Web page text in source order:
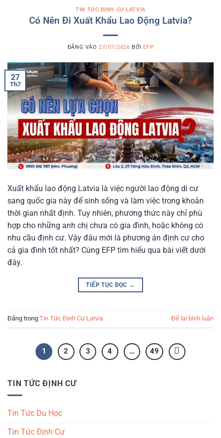
TIN TỨC ĐỊNH CƯ LATVIA
Có Nên Đi Xuất Khẩu Lao Động Latvia?
ĐĂNG VÀO 27/07/2026 BỞI EFP
27
Th7
Xuất khẩu lao động Latvia là việc người lao động di cư
sang quốc gia này để sinh sống và làm việc trong khoản
thời gian nhất định. Tuy nhiên, phương thức này chỉ phù
hợp cho những anh chị chưa có gia đình, hoặc không có
nhu cầu định cư. Vậy đâu mới là phương án định cư cho
cả gia đình tốt nhất? Cùng EFP tìm hiểu qua bài viết dưới
đây.
TIẾP TỤC ĐỌC →
Đăng trong Tin Tức Định Cư Latvia Để lại bình luận
1 2 3 4 … 49
TIN TỨC ĐỊNH CƯ
Tin Tức Du Học
Tin Tức Định Cư